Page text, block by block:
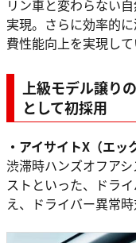
リン車と変わらない
実現。さらに効率的
費性能向上を実現して
上級モデル譲り
として初採用
・アイサイトX（エ
渋滞時ハンズオフア
ストといった、ドラ
え、ドライバー異常